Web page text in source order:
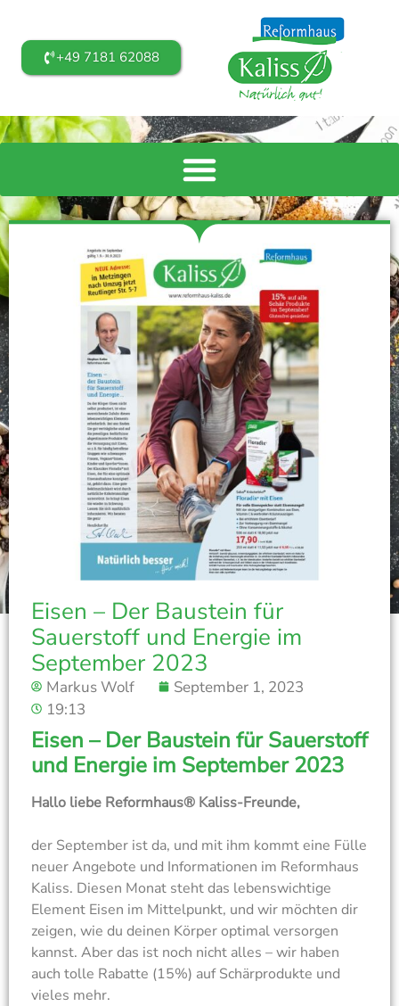
+49 7181 62088
Eisen – Der Baustein für
Sauerstoff und Energie im
September 2023
Markus Wolf
September 1, 2023
19:13
Eisen – Der Baustein für Sauerstoff
und Energie im September 2023
Hallo liebe Reformhaus® Kaliss-Freunde,
der September ist da, und mit ihm kommt eine Fülle
neuer Angebote und Informationen im Reformhaus
Kaliss. Diesen Monat steht das lebenswichtige
Element Eisen im Mittelpunkt, und wir möchten dir
zeigen, wie du deinen Körper optimal versorgen
kannst. Aber das ist noch nicht alles – wir haben
auch tolle Rabatte (15%) auf Schärprodukte und
vieles mehr.